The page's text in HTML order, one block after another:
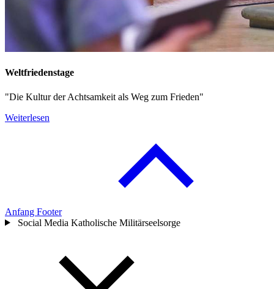
Weltfriedenstage
"Die Kultur der Achtsamkeit als Weg zum Frieden"
Weiterlesen
Anfang Footer
Social Media Katholische Militärseelsorge